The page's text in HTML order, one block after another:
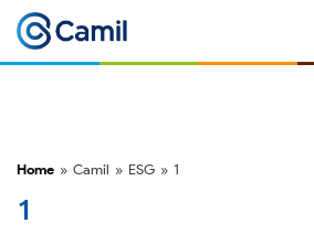
Perfil Corporativo
Home » Camil » ESG » 1
1